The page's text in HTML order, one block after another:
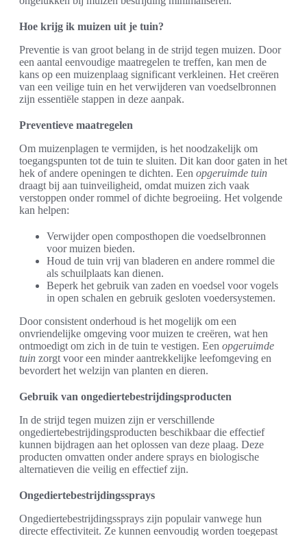
Hoe krijg ik muizen uit je tuin?
Preventie is van groot belang in de strijd tegen muizen. Door
een aantal eenvoudige maatregelen te treffen, kan men de
kans op een muizenplaag significant verkleinen. Het creëren
van een veilige tuin en het verwijderen van voedselbronnen
zijn essentiële stappen in deze aanpak.
Preventieve maatregelen
Om muizenplagen te vermijden, is het noodzakelijk om
toegangspunten tot de tuin te sluiten. Dit kan door gaten in het
hek of andere openingen te dichten. Een opgeruimde tuin
draagt bij aan tuinveiligheid, omdat muizen zich vaak
verstoppen onder rommel of dichte begroeiing. Het volgende
kan helpen:
Verwijder open composthopen die voedselbronnen
voor muizen bieden.
Houd de tuin vrij van bladeren en andere rommel die
als schuilplaats kan dienen.
Beperk het gebruik van zaden en voedsel voor vogels
in open schalen en gebruik gesloten voedersystemen.
Door consistent onderhoud is het mogelijk om een
onvriendelijke omgeving voor muizen te creëren, wat hen
ontmoedigt om zich in de tuin te vestigen. Een opgeruimde
tuin zorgt voor een minder aantrekkelijke leefomgeving en
bevordert het welzijn van planten en dieren.
Gebruik van ongediertebestrijdingsproducten
In de strijd tegen muizen zijn er verschillende
ongediertebestrijdingsproducten beschikbaar die effectief
kunnen bijdragen aan het oplossen van deze plaag. Deze
producten omvatten onder andere sprays en biologische
alternatieven die veilig en effectief zijn.
Ongediertebestrijdingssprays
Ongediertebestrijdingssprays zijn populair vanwege hun
directe effectiviteit. Ze kunnen eenvoudig worden toegepast